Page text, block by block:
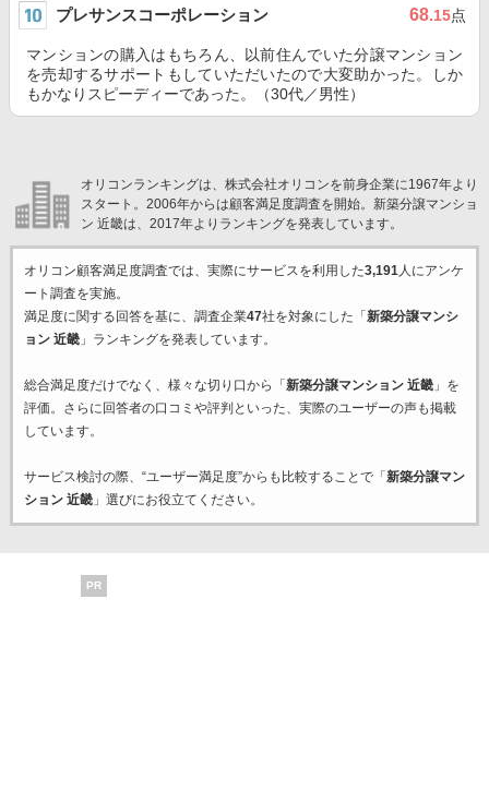
プレサンスコーポレーション 68.15点
マンションの購入はもちろん、以前住んでいた分譲マンション
を売却するサポートもしていただいたので大変助かった。しか
もかなりスピーディーであった。（30代／男性）
オリコンランキングは、株式会社オリコンを前身企業に1967年より
スタート。2006年からは顧客満足度調査を開始。新築分譲マンショ
ン 近畿は、2017年よりランキングを発表しています。
オリコン顧客満足度調査では、実際にサービスを利用した3,191人にアンケ
ート調査を実施。
満足度に関する回答を基に、調査企業47社を対象にした「 新築分譲マンシ
ョン 近畿」ランキングを発表しています。
総合満足度だけでなく、様々な切り口から「 新築分譲マンション 近畿」を
評価。さらに回答者の口コミや評判といった、実際のユーザーの声も掲載
しています。
サービス検討の際、“ユーザー満足度”からも比較することで「 新築分譲マン
ション 近畿」選びにお役立てください。
PR